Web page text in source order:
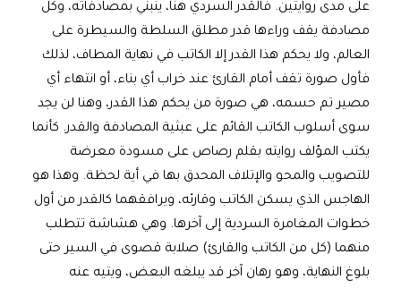
على مدى روايتين. فالقدر السردي هنا، ينبني بمصادفاته، وكل
مصادفة يقف وراءها قدر مطلق السلطة والسيطرة على
العالم، ولا يحكم هذا القدر إلا الكاتب في نهاية المطاف، لذلك
فأول صورة تقف أمام القارئ عند خراب أي بناء، أو انتهاء أي
مصير تم حسمه، هي صورة من يحكم هذا القدر، وهنا لن يجد
سوى أسلوب الكاتب القائم على عبثية المصادفة والقدر. كأنما
يكتب المؤلف روايته بقلم رصاص على مسودة معرضة
للتصويب والمحو والإتلاف المحدق بها في أية لحظة. وهذا هو
الهاجس الذي يسكن الكاتب وقارئه، ويرافقهما كالقدر من أول
خطوات المغامرة السردية إلى آخرها. وهي هشاشة تتطلب
منهما (كل من الكاتب والقارئ) صلابة قصوى في السير حتى
بلوغ النهاية، وهو رهان آخر قد يبلغه البعض، ويتيه عنه